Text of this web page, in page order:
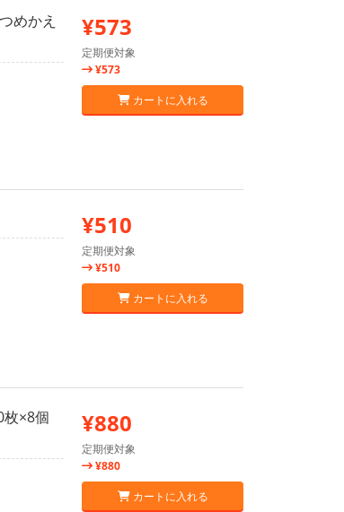
めかえ
¥573
定期便対象
¥573
カートに入れる
¥510
定期便対象
¥510
カートに入れる
×8個
¥880
定期便対象
¥880
カートに入れる